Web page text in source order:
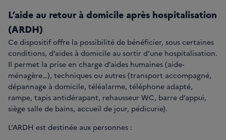
L’aide au retour à domicile après hospitalisation
(ARDH)
Ce dispositif offre la possibilité de bénéficier, sous certaines
conditions, d’aides à domicile au sortir d’une hospitalisation.
Il permet la prise en charge d’aides humaines (aide-
ménagère…), techniques ou autres (transport accompagné,
dépannage à domicile, téléalarme, téléphone adapté,
rampe, tapis antidérapant, rehausseur WC, barre d’appui,
siège salle de bains, accueil de jour, pédicurie).
L’ARDH est destinée aux personnes :